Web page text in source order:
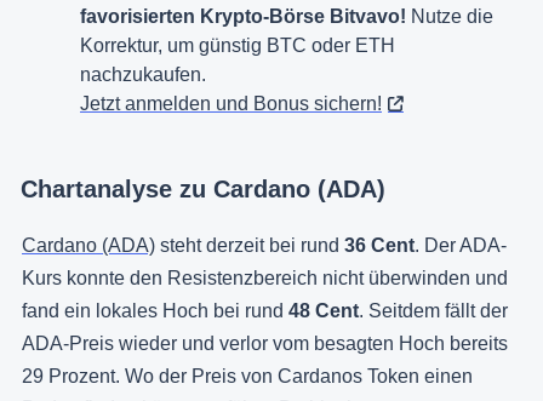
favorisierten Krypto-Börse Bitvavo! Nutze die
Korrektur, um günstig BTC oder ETH
nachzukaufen.
Jetzt anmelden und Bonus sichern!
Chartanalyse zu Cardano (ADA)
Cardano (ADA) steht derzeit bei rund 36 Cent. Der ADA-
Kurs konnte den Resistenzbereich nicht überwinden und
fand ein lokales Hoch bei rund 48 Cent. Seitdem fällt der
ADA-Preis wieder und verlor vom besagten Hoch bereits
29 Prozent. Wo der Preis von Cardanos Token einen